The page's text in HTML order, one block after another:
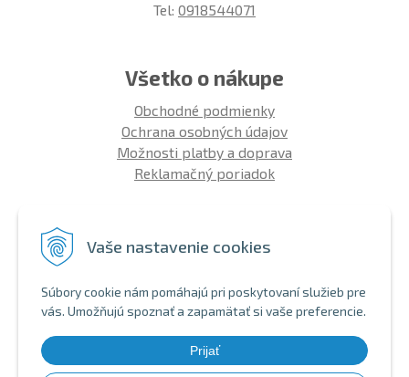
Vaše nastavenie cookies
Súbory cookie nám pomáhajú pri poskytovaní služieb pre
vás. Umožňujú spoznať a zapamätať si vaše preferencie.
Prijať
Tel: 0918544071
Všetko o nákupe
Obchodné podmienky
Ochrana osobných údajov
Možnosti platby a doprava
Reklamačný poriadok
Aký bicykel kúpiť 26' | 27,5' | 29'
Nákup na splátky
Bezhotovostná platba